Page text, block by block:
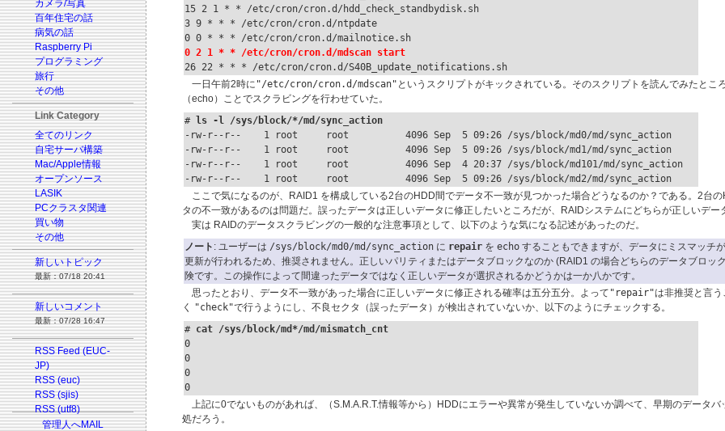
カメラ/写真
百年住宅の話
病気の話
Raspberry Pi
プログラミング
旅行
その他
Link Category
全てのリンク
自宅サーバ構築
Mac/Apple情報
オープンソース
LASIK
PCクラスタ関連
買い物
その他
新しいトピック
最新：07/18 20:41
新しいコメント
最新：07/28 16:47
RSS Feed (EUC-
JP)
RSS (euc)
RSS (sjis)
RSS (utf8)
管理人へMAIL
15 2 1 * * /etc/cron/cron.d/hdd_check_standbydisk.sh
3 9 * * * /etc/cron/cron.d/ntpdate
0 2 1 * * /etc/cron/cron.d/mdscan start
26 22 * * * /etc/cron/cron.d/S40B_update_notifications.sh
一日午前2時に "/etc/cron/cron.d/mdscan" というスクリプトがキックされている。そのスクリプトを読んでみたとこ
（echo）ことでスクラビングを行わせていた。
# ls -l /sys/block/*/md/sync_action
-rw-r--r--    1 root     root          4096 Sep  5 09:26 /sys/block/md0/md/sync_action
-rw-r--r--    1 root     root          4096 Sep  5 09:26 /sys/block/md1/md/sync_action
-rw-r--r--    1 root     root          4096 Sep  4 20:37 /sys/block/md101/md/sync_action
-rw-r--r--    1 root     root          4096 Sep  5 09:26 /sys/block/md2/md/sync_action
ここで気になるのが、RAID1 を構成している2台のHDD間でデータ不一致が見つかった場合どうなるのか？である。2台
タの不一致があるのは問題だ。誤ったデータは正しいデータに修正したいところだが、RAIDシステムにどちらが正しいデー
実は RAIDのデータスクラビングの一般的な注意事項として、以下のような気になる記述があったのだ。
ノート : ユーザーは /sys/block/md0/md/sync_action に repair を echo することもできますが、データにミスマッチ
更新が行われるため、推奨されません。正しいパリティまたはデータブロックなのか (RAID1 の場合どちらのデータブロッ
険です。この操作によって間違ったデータではなく正しいデータが選択されるかどうかは一か八かです。
思ったとおり、データ不一致があった場合に正しいデータに修正される確率は五分五分。よって "repair"は非推奨と言
く
"check"で行うようにし、不良セクタ（誤ったデータ）が検出されていないか、以下のようにチェックする。
# cat /sys/block/md*/md/mismatch_cnt
0
0
0
0
上記に0でないものがあれば、（S.M.A.R.T.情報等から）HDDにエラーや異常が発生していないか調べて、早期のデータ
処だろう。